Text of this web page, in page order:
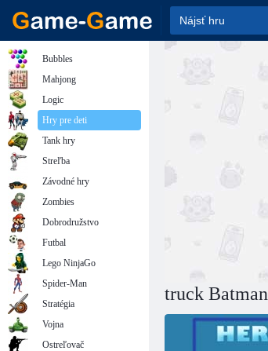
truck Batman
Bubbles
Mahjong
Logic
Hry pre deti
Tank hry
Streľba
Závodné hry
Zombies
Dobrodružstvo
Futbal
Lego NinjaGo
Spider-Man
Stratégia
Vojna
Ostreľovač